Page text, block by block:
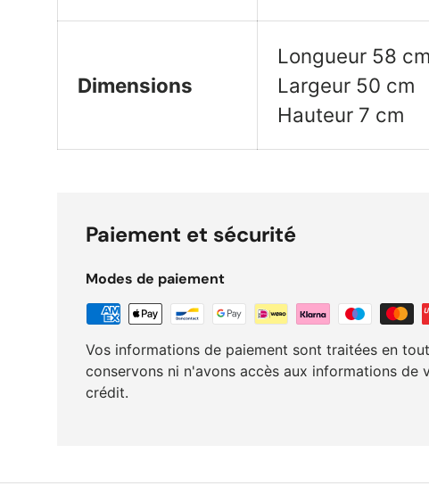
Dimensions
Longueur 58 cm
Largeur 50 cm
Hauteur 7 cm
Paiement et sécurité
Modes de paiement
Vos informations de paiement sont traitées en
conservons ni n'avons accès aux informations de
crédit.